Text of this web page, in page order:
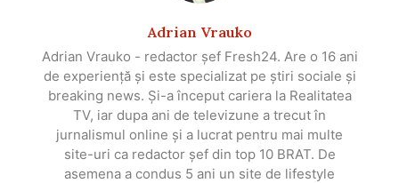
Adrian Vrauko
Adrian Vrauko - redactor șef Fresh24. Are o 16 ani
de experiență și este specializat pe știri sociale și
breaking news. Și-a început cariera la Realitatea
TV, iar dupa ani de televizune a trecut în
jurnalismul online și a lucrat pentru mai multe
site-uri ca redactor șef din top 10 BRAT. De
asemena a condus 5 ani un site de lifestyle